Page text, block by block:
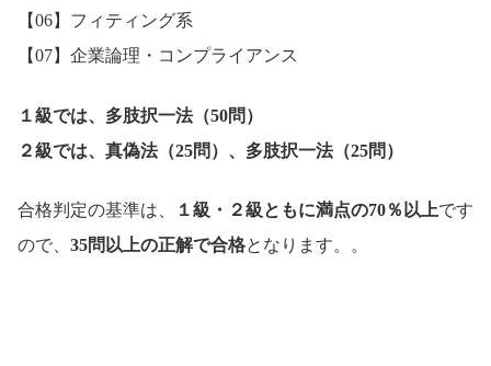
【06】フィティング系
【07】企業論理・コンプライアンス
１級では、多肢択一法（50問）
２級では、真偽法（25問）、多肢択一法（25問）
合格判定の基準は、 １級・２級ともに満点の70％以上です
ので、 35問以上の正解で合格となります。。